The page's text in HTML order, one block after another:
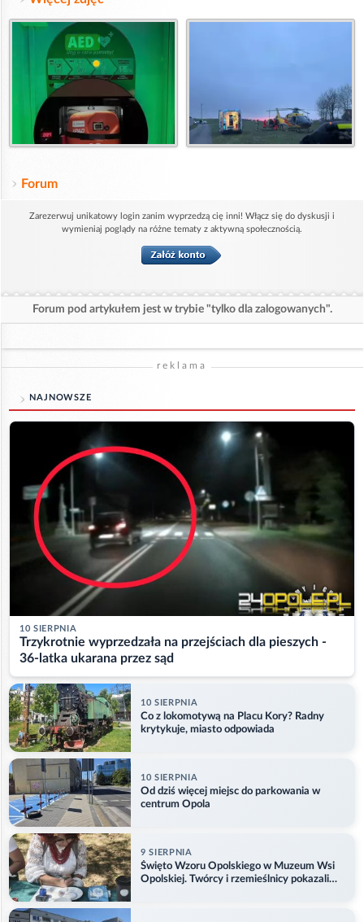
Forum
Zarezerwuj unikatowy login zanim wyprzedzą cię inni! Włącz się do dyskusji i
wymieniaj poglądy na różne tematy z aktywną społecznością.
Forum pod artykułem jest w trybie "tylko dla zalogowanych".
reklama
NAJNOWSZE
10 SIERPNIA
Trzykrotnie wyprzedzała na przejściach dla pieszych -
36-latka ukarana przez sąd
10 SIERPNIA
Co z lokomotywą na Placu Kory? Radny
krytykuje, miasto odpowiada
10 SIERPNIA
Od dziś więcej miejsc do parkowania w
centrum Opola
9 SIERPNIA
Święto Wzoru Opolskiego w Muzeum Wsi
Opolskiej. Twórcy i rzemieślnicy pokazali